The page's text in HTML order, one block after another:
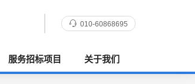
010-60868695
服务招标项目 关于我们